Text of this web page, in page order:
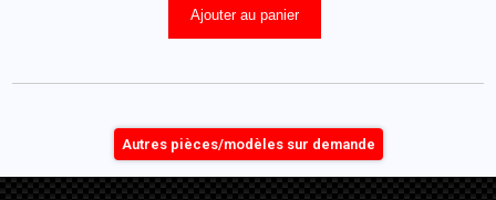
Ajouter au panier
Autres pièces/modèles sur demande